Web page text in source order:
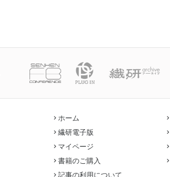
ホーム
繊研電子版
マイページ
書籍のご購入
記事の利用について